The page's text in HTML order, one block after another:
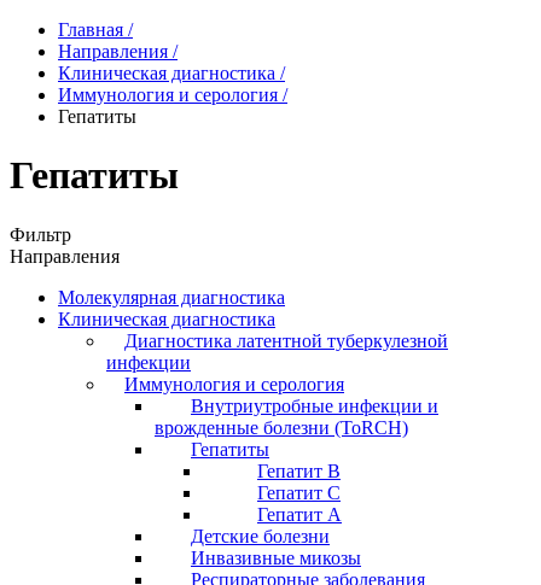
Главная /
Направления /
Клиническая диагностика /
Иммунология и серология /
Гепатиты
Гепатиты
Фильтр
Направления
Молекулярная диагностика
Клиническая диагностика
Диагностика латентной туберкулезной
инфекции
Иммунология и серология
Внутриутробные инфекции и
врожденные болезни (ToRCH)
Гепатиты
Гепатит B
Гепатит C
Гепатит А
Детские болезни
Инвазивные микозы
Респираторные заболевания